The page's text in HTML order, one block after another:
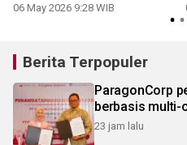
06 May 2026 9:28 WIB
Berita Terpopuler
ParagonCorp
berbasis multi-
23 jam lalu